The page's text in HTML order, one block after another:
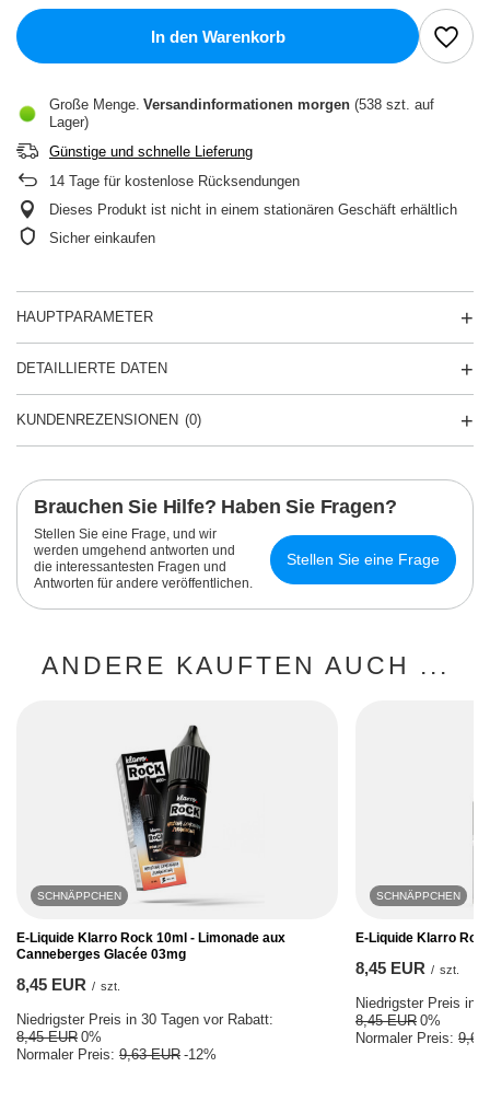
In den Warenkorb
Große Menge Versandinformationen morgen (538 szt. auf
Lager)
Günstige und schnelle Lieferung
14 Tage für kostenlose Rücksendungen
Dieses Produkt ist nicht in einem stationären Geschäft erhältlich
Sicher einkaufen
HAUPTPARAMETER
DETAILLIERTE DATEN
KUNDENREZENSIONEN (0)
Brauchen Sie Hilfe? Haben Sie Fragen?
Stellen Sie eine Frage, und wir
werden umgehend antworten und
die interessantesten Fragen und
Antworten für andere veröffentlichen.
Stellen Sie eine Frage
ANDERE KAUFTEN AUCH ...
SCHNÄPPCHEN
E-Liquide Klarro Rock 10ml - Limonade aux
Canneberges Glacée 03mg
8,45 EUR / szt.
Niedrigster Preis in 30 Tagen vor Rabatt:
8,45 EUR 0%
Normaler Preis: 9,63 EUR -12%
SCHNÄPPCHEN
E-Liquide Klarro
8,45 EUR / szt.
Niedrigster Preis in
8,45 EUR 0%
Normaler Preis: 9,63